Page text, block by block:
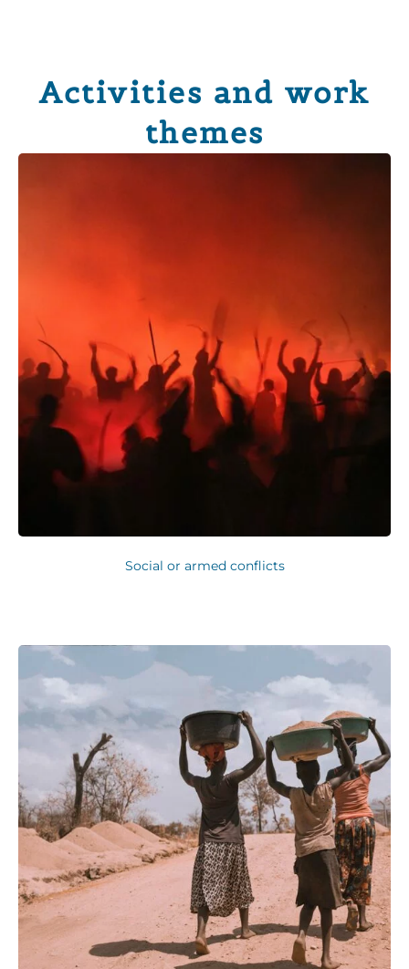
Activities and work
themes
Social or armed conflicts